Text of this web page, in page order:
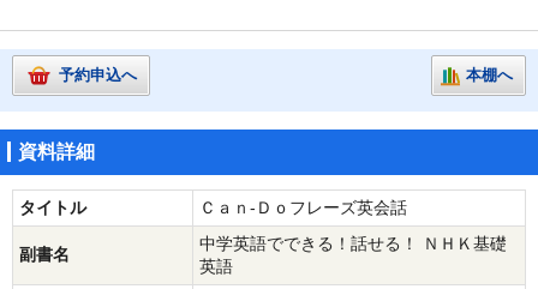
予約申込へ 本棚へ
資料詳細
タイトル Ｃａｎ‐Ｄｏフレーズ英会話
副書名
中学英語でできる！話せる！ ＮＨＫ基礎
英語